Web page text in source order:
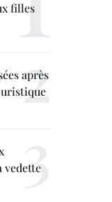
filles
après
vedette